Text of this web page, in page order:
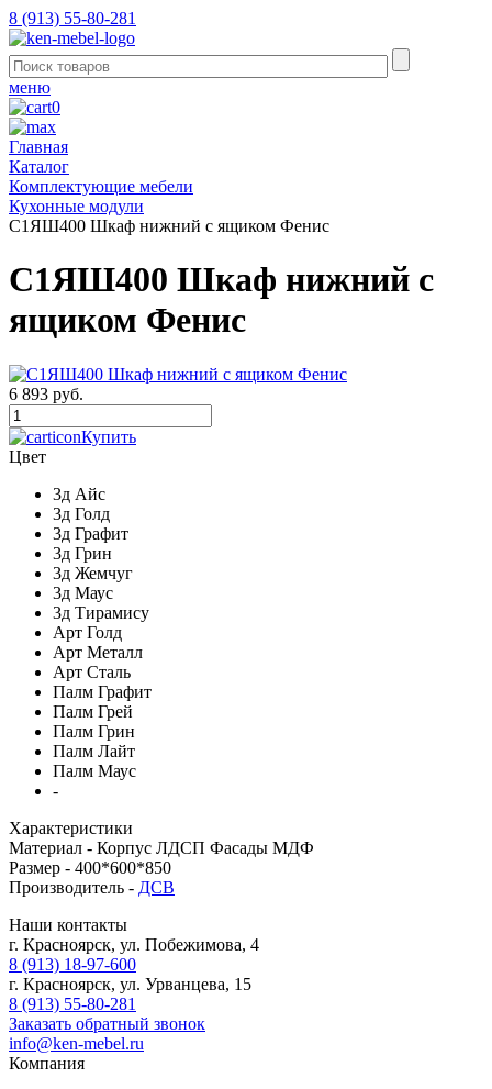
8 (913) 55-80-281
меню
0
Главная
Каталог
Комплектующие мебели
Кухонные модули
С1ЯШ400 Шкаф нижний с ящиком Фенис
С1ЯШ400 Шкаф нижний с
ящиком Фенис
6 893 руб.
Купить
Цвет
3д Айс
3д Голд
3д Графит
3д Грин
3д Жемчуг
3д Маус
3д Тирамису
Арт Голд
Арт Металл
Арт Сталь
Палм Графит
Палм Грей
Палм Грин
Палм Лайт
Палм Маус
-
Характеристики
Материал - Корпус ЛДСП Фасады МДФ
Размер - 400*600*850
Производитель - ДСВ
Наши контакты
г. Красноярск, ул. Побежимова, 4
8 (913) 18-97-600
г. Красноярск, ул. Урванцева, 15
8 (913) 55-80-281
Заказать обратный звонок
info@ken-mebel.ru
Компания